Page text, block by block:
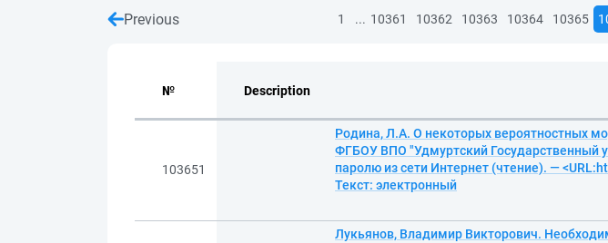
Previous 1 ... 10361 10362 10363 10364 10365
№ Description
103651
Родина, Л.А. О некоторых вероятностных
ФГБОУ ВПО "Удмуртский Государственный
паролю из сети Интернет (чтение). —
Текст: электронный
Лукьянов, Владимир Викторович.